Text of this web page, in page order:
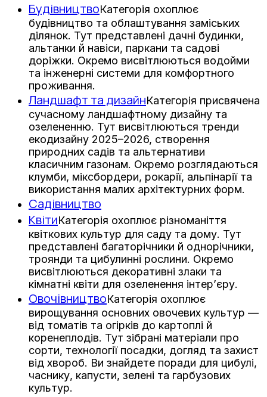
БудівництвоКатегорія охоплює
будівництво та облаштування заміських
ділянок. Тут представлені дачні будинки,
альтанки й навіси, паркани та садові
доріжки. Окремо висвітлюються водойми
та інженерні системи для комфортного
проживання.
Ландшафт та дизайнКатегорія присвячена
сучасному ландшафтному дизайну та
озелененню. Тут висвітлюються тренди
екодизайну 2025–2026, створення
природних садів та альтернативи
класичним газонам. Окремо розглядаються
клумби, міксбордери, рокарії, альпінарії та
використання малих архітектурних форм.
Садівництво
КвітиКатегорія охоплює різноманіття
квіткових культур для саду та дому. Тут
представлені багаторічники й однорічники,
троянди та цибулинні рослини. Окремо
висвітлюються декоративні злаки та
кімнатні квіти для озеленення інтер’єру.
ОвочівництвоКатегорія охоплює
вирощування основних овочевих культур —
від томатів та огірків до картоплі й
коренеплодів. Тут зібрані матеріали про
сорти, технології посадки, догляд та захист
від хвороб. Ви знайдете поради для цибулі,
часнику, капусти, зелені та гарбузових
культур.